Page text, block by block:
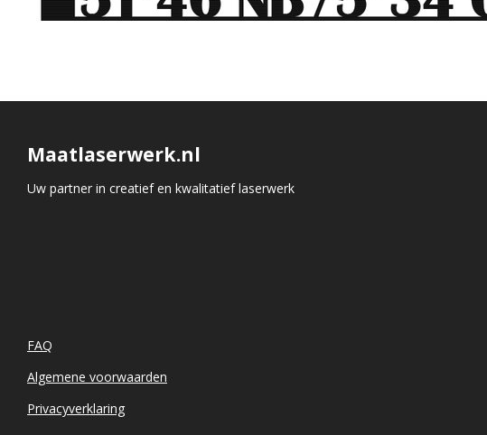
Maatlaserwerk.nl
Uw partner in creatief en kwalitatief laserwerk
FAQ
Algemene voorwaarden
Privacyverklaring